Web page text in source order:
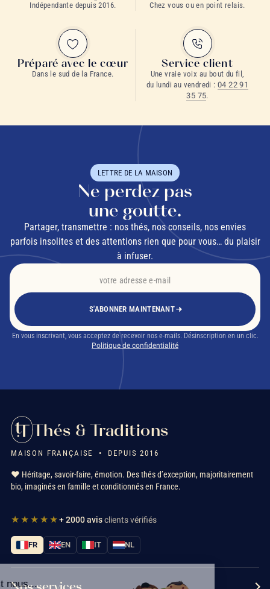
Qu'est-ce qu'une tisane sommeil ?
Quelles plantes trouve-t-on dans une tisane du soir ?
Quand boire une tisane sommeil ?
Une tisane sommeil contient-elle de la théine ?
Tisane pour dormir
soir
Camomille
Indépendante depuis 2016. Chez vous ou en point relais.
Préparé avec le cœur
Dans le sud de la France.
Service client
Une vraie voix au bout du fil,
du lundi au vendredi :04 22 91
35 75.
LETTRE DE LA MAISON
Ne perdez pas
une goutte.
Partager, transmettre : nos thés, nos conseils, nos envies
parfois insolites et des attentions rien que pour vous… du plaisir
à infuser.
S'ABONNER MAINTENANT
En vous inscrivant, vous acceptez de recevoir nos e-mails. Désinscription en un clic.
Politique de confidentialité
Thés & Traditions
MAISON FRANÇAISE • DEPUIS 2016
❤️ Héritage, savoir-faire, émotion. Des thés d’exception, majoritairement
bio, imaginés en famille et conditionnés en France.
★★★★★+ 2000 avisclients vérifiés
FR EN IT NL
Salut c'est nous...